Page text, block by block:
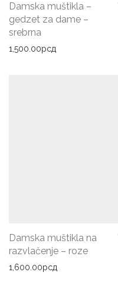
Damska muštikla –
gedzet za dame –
srebrna
1,500.00рсд
Damska muštikla na
razvlačenje – roze
1,600.00рсд